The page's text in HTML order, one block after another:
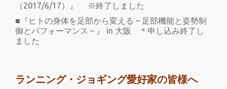
（2017/6/17）』 ※終了しました
■『ヒトの身体を足部から変える – 足部機能と姿勢制
御とパフォーマンス – 』 in 大阪 ＊申し込み終了し
ました
ランニング・ジョギング愛好家の皆様へ